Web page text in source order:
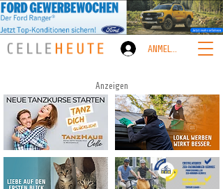
ANMELDEN
Anzeigen